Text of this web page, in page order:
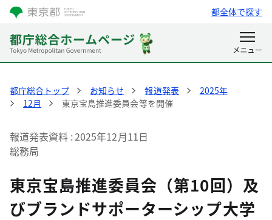
都全体で探す
都庁総合トップ お知らせ 報道発表
2025年
12月
東京宝島推進委員会等を開催
報道発表資料 2025年12月11日
総務局
東京宝島推進委員会（第10回）及
びブランドサポーターシップ大学